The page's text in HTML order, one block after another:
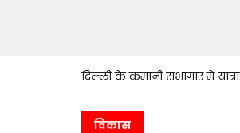
दिल्ली के कमानी सभागार में
विकास